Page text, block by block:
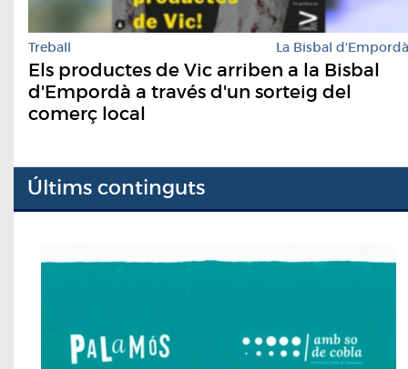
Treball La Bisbal d'Empordà
Els productes de Vic arriben a la Bisbal
d'Empordà a través d'un sorteig del
comerç local
Últims continguts